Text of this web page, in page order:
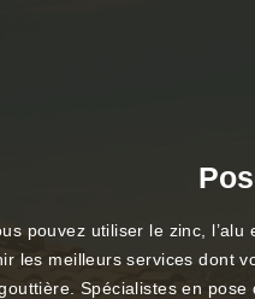
pouvez utiliser le zinc,
les meilleurs services dont
Spécialistes en